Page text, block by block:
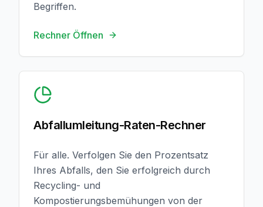
Begriffen.
Rechner Öffnen
Abfallumleitung-Raten-Rechner
Für alle. Verfolgen Sie den Prozentsatz
Ihres Abfalls, den Sie erfolgreich durch
Recycling- und
Kompostierungsbemühungen von der